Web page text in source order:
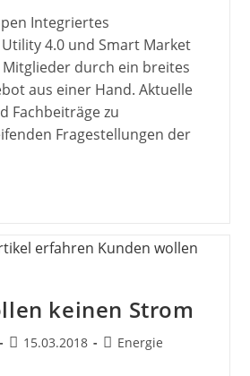
Integriertes
4.0 und Smart Market
durch ein breites
aus einer Hand. Aktuelle
Fachbeiträge zu
Fragestellungen der
keinen Strom
Beitrag
15.03.2018
Beitrags-
Energie